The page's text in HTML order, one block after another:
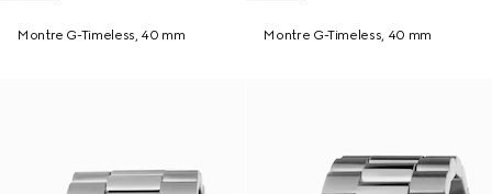
Montre G-Timeless, 40 mm Montre G-Timeless, 40 mm